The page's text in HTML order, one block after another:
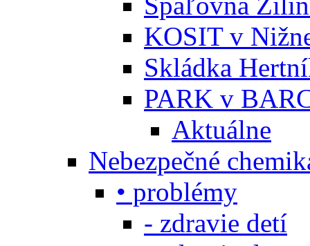
KOSIT v
Skládka
PARK v
Aktuálne
Nebezpečné
• problémy
- zdravie detí